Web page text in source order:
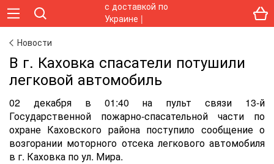
Новости
В г. Каховка спасатели потушили
легковой автомобиль
02 декабря в 01:40 на пульт связи 13-й
Государственной пожарно-спасательной части по
охране Каховского района поступило сообщение о
возгорании моторного отсека легкового автомобиля
в г. Каховка по ул. Мира.